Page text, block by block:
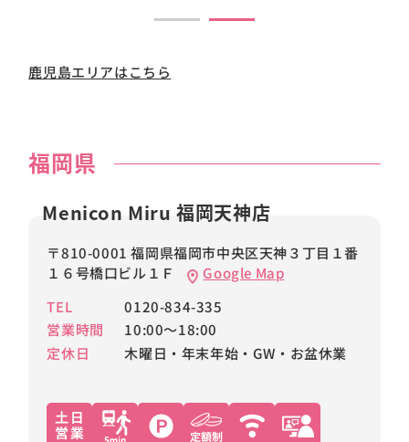
鹿児島エリアはこちら
福岡県
Menicon Miru 福岡天神店
〒810-0001 福岡県福岡市中央区天神３丁目１番
１６号橋口ビル１Ｆ
Google Map
TEL
0120-834-335
営業時間
10:00～18:00
定休日
木曜日・年末年始・GW・お盆休業